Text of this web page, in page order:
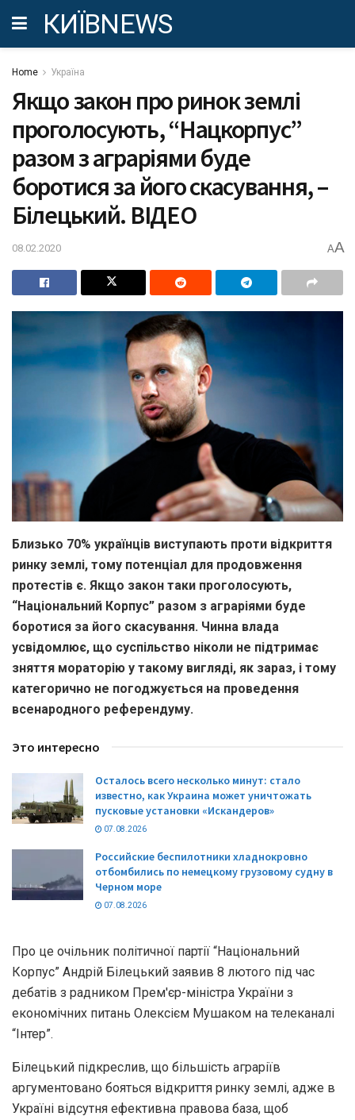
КИЇВNEWS
Home Україна
Якщо закон про ринок землі
проголосують, “Нацкорпус”
разом з аграріями буде
боротися за його скасування, –
Білецький. ВІДЕО
08.02.2020 AA
Близько 70% українців виступають проти відкриття
ринку землі, тому потенціал для продовження
протестів є. Якщо закон таки проголосують,
“Національний Корпус” разом з аграріями буде
боротися за його скасування. Чинна влада
усвідомлює, що суспільство ніколи не підтримає
зняття мораторію у такому вигляді, як зараз, і тому
категорично не погоджується на проведення
всенародного референдуму.
Это интересно
Осталось всего несколько минут: стало
известно, как Украина может уничтожать
пусковые установки «Искандеров»
07.08.2026
Российские беспилотники хладнокровно
отбомбились по немецкому грузовому судну в
Черном море
07.08.2026
Про це очільник політичної партії “Національний
Корпус” Андрій Білецький заявив 8 лютого під час
дебатів з радником Прем'єр-міністра України з
економічних питань Олексієм Мушаком на телеканалі
“Інтер”.
Білецький підкреслив, що більшість аграріїв
аргументовано бояться відкриття ринку землі, адже в
Україні відсутня ефективна правова база, щоб